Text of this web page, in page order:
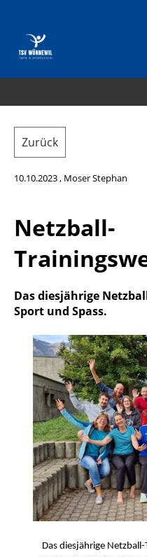
Zurück
10.10.2023, Moser Stephan
Netzball-
Das diesjährige
Sport und Spass.
Das diesjährige